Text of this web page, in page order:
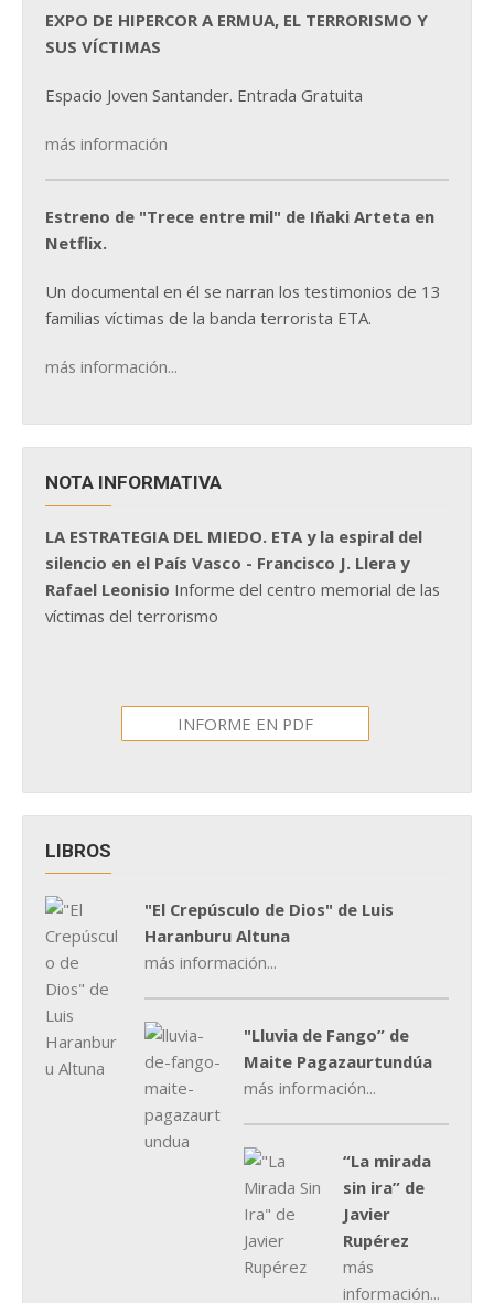
EXPO DE HIPERCOR A ERMUA, EL TERRORISMO Y
SUS VÍCTIMAS
Espacio Joven Santander. Entrada Gratuita
más información
Estreno de "Trece entre mil" de Iñaki Arteta en
Netflix.
Un documental en él se narran los testimonios de 13
familias víctimas de la banda terrorista ETA.
más información...
NOTA INFORMATIVA
LA ESTRATEGIA DEL MIEDO. ETA y la espiral del
silencio en el País Vasco - Francisco J. Llera y
Rafael Leonisio Informe del centro memorial de las
víctimas del terrorismo
INFORME EN PDF
LIBROS
"El Crepúsculo de Dios" de Luis
Haranburu Altuna
más información...
"Lluvia de Fango” de
Maite Pagazaurtundúa
más información...
“La mirada
sin ira” de
Javier
Rupérez
más
información...